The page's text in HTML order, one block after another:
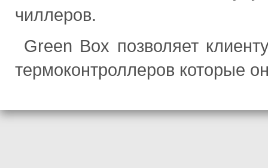
чиллеров.
Green Box позволяет
термоконтроллеров которые